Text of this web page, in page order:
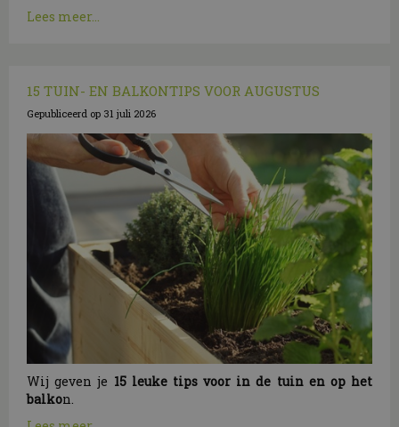
Lees meer...
15 TUIN- EN BALKONTIPS VOOR AUGUSTUS
Gepubliceerd op 31 juli 2026
Wij geven je 15 leuke tips voor in de tuin en op het
balkon.